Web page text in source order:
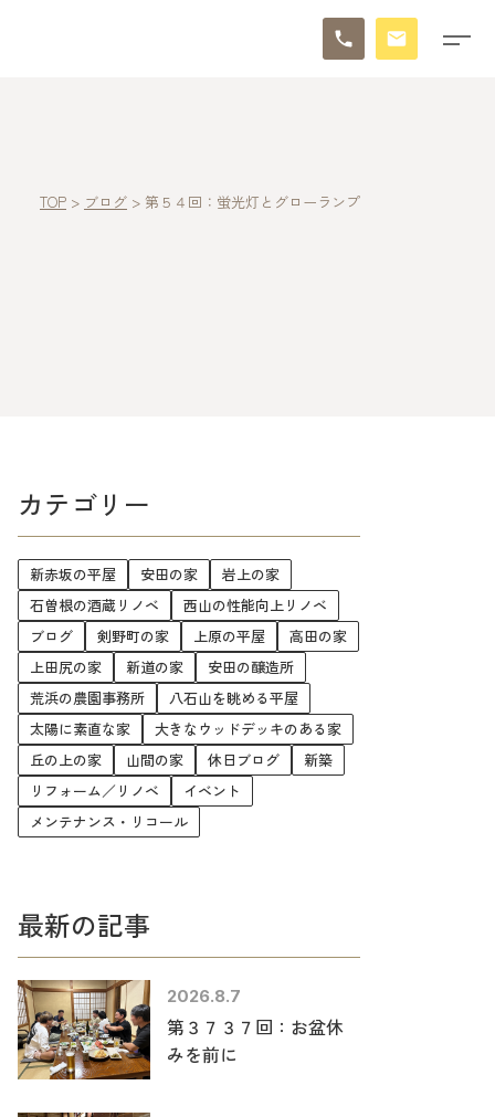
TOP > ブログ > 第５４回：蛍光灯とグローランプ
カテゴリー
新赤坂の平屋 安田の家
岩上の家
石曽根の酒蔵リノベ
西山の性能向上リノベ
ブログ
剣野町の家 上原の平屋
高田の家
上田尻の家
新道の家
安田の醸造所
荒浜の農園事務所
八石山を眺める平屋
太陽に素直な家
大きなウッドデッキのある家
丘の上の家
山間の家 休日ブログ
新築
リフォーム／リノベ
イベント
メンテナンス・リコール
最新の記事
2026.8.7
第３７３７回：お盆休
みを前に